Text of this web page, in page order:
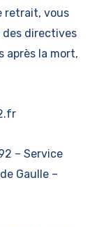
retrait, vous
directives
après la mort,
– Service
Gaulle –